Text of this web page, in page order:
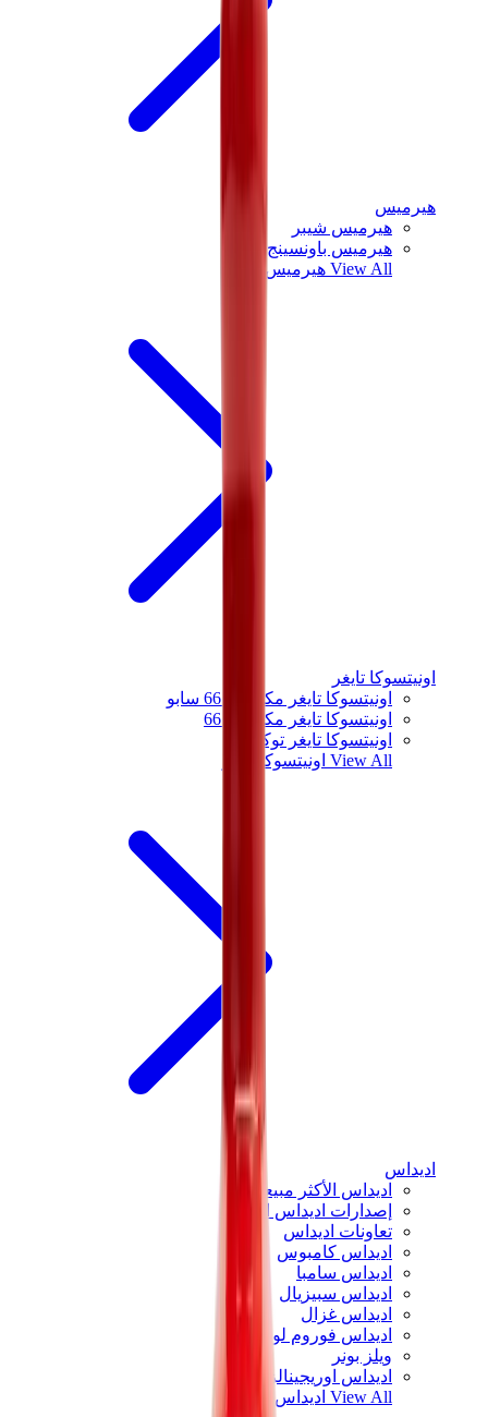
هيرميس
هيرميس شيبر
هيرميس باونسينج
View All هيرميس
اونيتسوكا تايغر
اونيتسوكا تايغر مكسيكو 66 سابو
اونيتسوكا تايغر مكسيكو 66
اونيتسوكا تايغر توكوتن
View All اونيتسوكا تايغر
اديداس
اديداس الأكثر مبيعاً
إصدارات اديداس الجديدة
تعاونات اديداس
اديداس كامبوس
اديداس سامبا
اديداس سبيزيال
اديداس غزال
اديداس فوروم لو
ويلز بونر
اديداس اوريجينالز
View All اديداس